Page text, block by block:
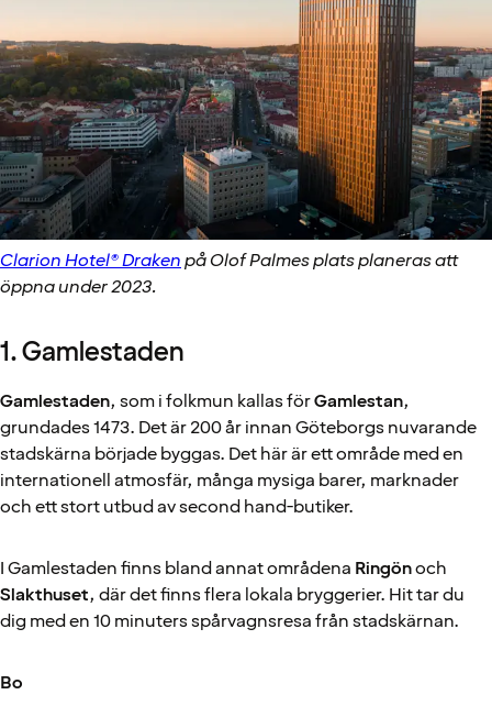
Clarion Hotel® Drakenpå Olof Palmes plats planeras att
öppna under 2023.
1. Gamlestaden
Gamlestaden, som i folkmun kallas förGamlestan,
grundades 1473. Det är 200 år innan Göteborgs nuvarande
stadskärna började byggas. Det här är ett område med en
internationell atmosfär, många mysiga barer, marknader
och ett stort utbud av second hand-butiker.
I Gamlestaden finns bland annat områdena Ringönoch
Slakthuset, där det finns flera lokala bryggerier. Hit tar du
dig med en 10 minuters spårvagnsresa från stadskärnan.
Bo